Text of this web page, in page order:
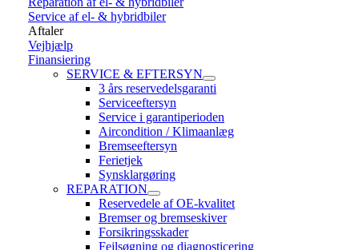
Service af el- & hybridbiler
Aftaler
Vejhjælp
Finansiering
SERVICE & EFTERSYN
3 års reservedelsgaranti
Serviceeftersyn
Service i garantiperioden
Aircondition / Klimaanlæg
Bremseeftersyn
Ferietjek
Synsklargøring
REPARATION
Reservedele af OE-kvalitet
Bremser og bremseskiver
Forsikringsskader
Fejlsøgning og diagnosticering